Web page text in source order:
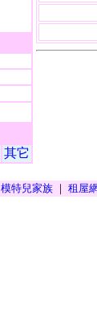
其它
模特兒家族｜ 租屋